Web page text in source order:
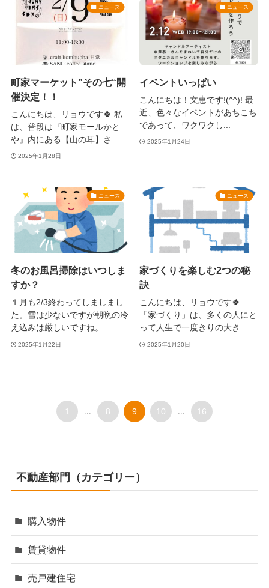
ニュース
町家マーケット”その七“開
催決定！！
こんにちは、リョウです🍀 私
は、普段は『町家モールかと
や』内にある【山の耳】さ...
2025年1月28日
ニュース
イベントいっぱい
こんにちは！文恵です!(^^)! 最
近、色々なイベントがあちこち
であって、ワクワクし...
2025年1月24日
ニュース
冬のお風呂掃除はいつしま
すか？
１月も2/3終わってしましまし
た。雪は少ないですが朝晩の冷
え込みは厳しいですね。...
2025年1月22日
ニュース
家づくりを楽しむ2つの秘
訣
こんにちは、リョウです🍀
「家づくり」は、多くの人にと
って人生で一度きりの大き...
2025年1月20日
1 ... 8 9 10 ... 16
不動産部門（カテゴリー）
購入物件
賃貸物件
売戸建住宅